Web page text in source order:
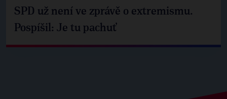
SPD už není ve zprávě o extremismu.
Pospíšil: Je tu pachuť